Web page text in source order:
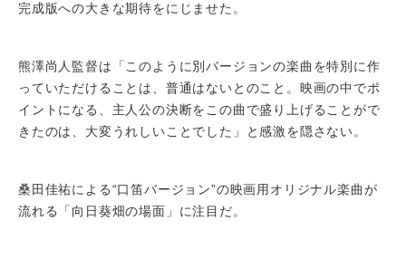
完成版への大きな期待をにじませた。
熊澤尚人監督は「このように別バージョンの楽曲を特別に作
っていただけることは、普通はないとのこと。映画の中でポ
イントになる、主人公の決断をこの曲で盛り上げることがで
きたのは、大変うれしいことでした」と感激を隠さない。
桑田佳祐による“口笛バージョン”の映画用オリジナル楽曲が
流れる「向日葵畑の場面」に注目だ。